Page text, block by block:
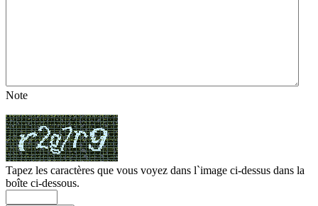
Note
Tapez les caractères que vous voyez dans l`image ci-dessus dans la
boîte ci-dessous.